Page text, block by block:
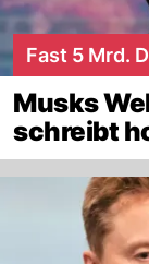
Fast 5 Mrd.
Musks
schreibt